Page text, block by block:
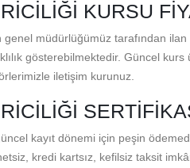
KURSU
genel müdürlüğümüz tarafından ilan
gösterebilmektedir. Güncel
iletişim kurunuz.
kayıt dönemi için peşin
kredi kartsız, kefilsiz taksit